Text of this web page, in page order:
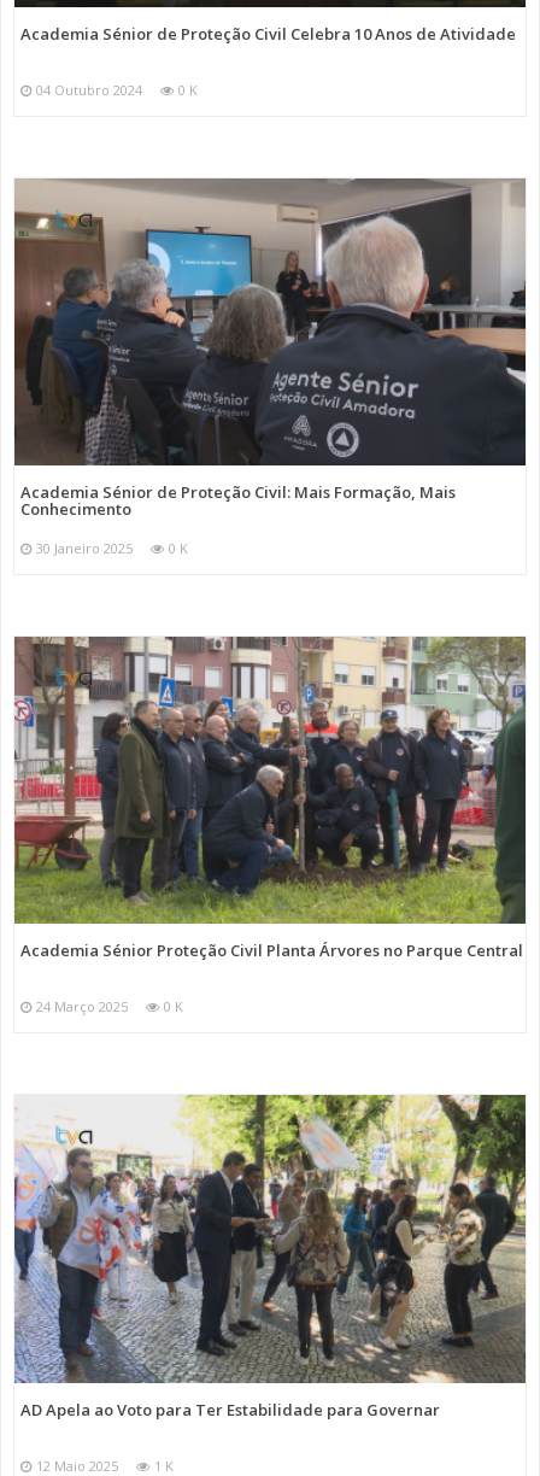
Academia Sénior de Proteção Civil Celebra 10 Anos de Atividade
04 Outubro 2024 0 K
Academia Sénior de Proteção Civil: Mais Formação, Mais
Conhecimento
30 Janeiro 2025 0 K
Academia Sénior Proteção Civil Planta Árvores no Parque Central
24 Março 2025 0 K
AD Apela ao Voto para Ter Estabilidade para Governar
12 Maio 2025 1 K